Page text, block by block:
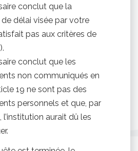
conclut que la
délai visée par votre
pas aux critères de
conclut que les
non communiqués en
19 ne sont pas des
personnels et que, par
aurait dû les